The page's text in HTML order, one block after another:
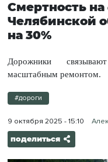
Смертность
Челябинской
на 30%
Дорожники
масштабным ремонтом.
#дороги
9 октября 2025 - 15:10
поделиться